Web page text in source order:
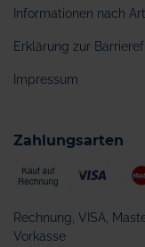
Informationen nach
Erklärung zur
Impressum
Zahlungsarten
Rechnung, VISA,
Vorkasse